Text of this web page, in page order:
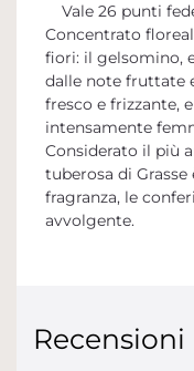
Vale 26 punti
Concentrato
fiori: il gelsomino,
dalle note fruttate
fresco e frizzante,
intensamente
Considerato il più
tuberosa di
fragranza, le
avvolgente.
Recensioni